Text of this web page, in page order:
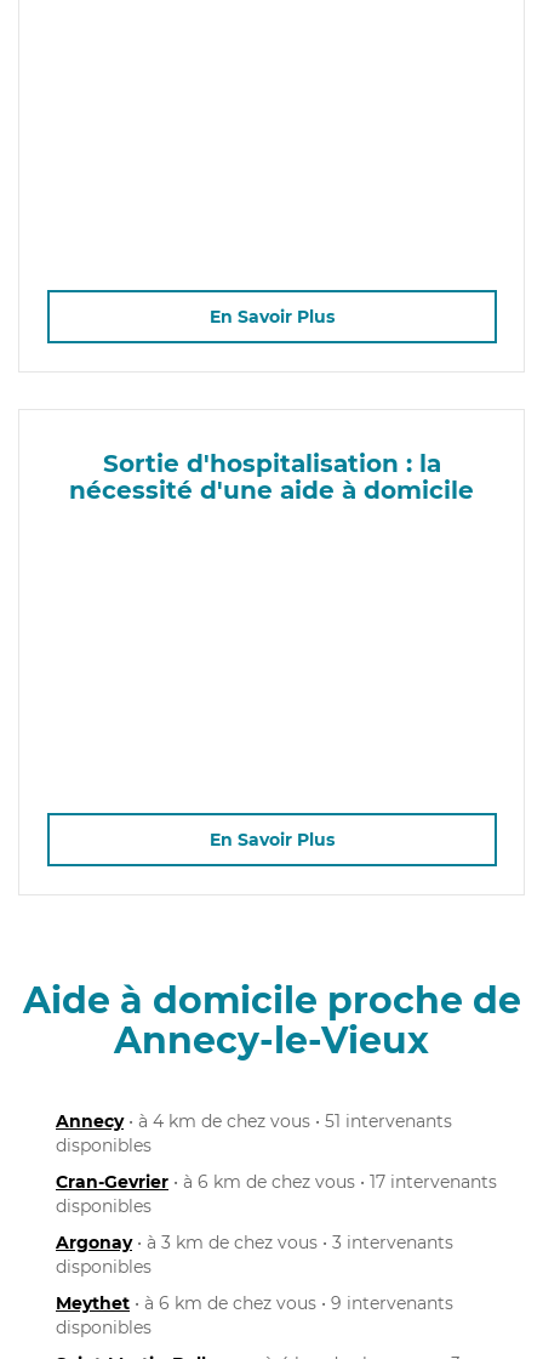
En Savoir Plus
Sortie d'hospitalisation : la
nécessité d'une aide à domicile
En Savoir Plus
Aide à domicile proche de
Annecy-le-Vieux
Annecy• à 4 km de chez vous • 51 intervenants
disponibles
Cran-Gevrier • à 6 km de chez vous • 17 intervenants
disponibles
Argonay• à 3 km de chez vous • 3 intervenants
disponibles
Meythet • à 6 km de chez vous • 9 intervenants
disponibles